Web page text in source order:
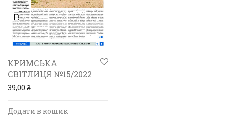
КРИМСЬКА
СВІТЛИЦЯ №15/2022
39,00 ₴
Додати в кошик